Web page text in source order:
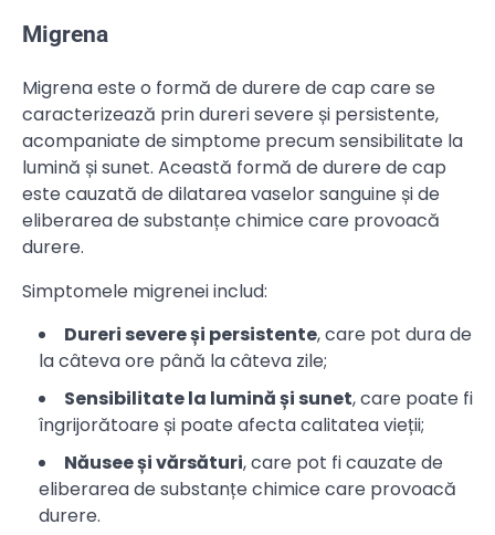
Migrena
Migrena este o formă de durere de cap care se
caracterizează prin dureri severe și persistente,
acompaniate de simptome precum sensibilitate la
lumină și sunet. Această formă de durere de cap
este cauzată de dilatarea vaselor sanguine și de
eliberarea de substanțe chimice care provoacă
durere.
Simptomele migrenei includ:
Dureri severe și persistente, care pot dura de
la câteva ore până la câteva zile;
Sensibilitate la lumină și sunet, care poate fi
îngrijorătoare și poate afecta calitatea vieții;
Năusee și vărsături, care pot fi cauzate de
eliberarea de substanțe chimice care provoacă
durere.